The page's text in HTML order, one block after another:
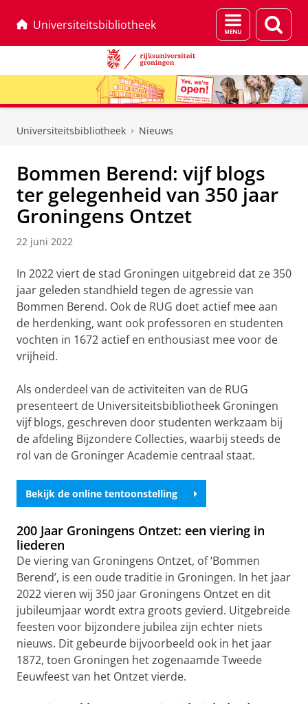
Universiteitsbibliotheek
Menu
en
Universiteitsbibliotheek Nieuws
Bommen Berend: vijf blogs
ter gelegenheid van 350 jaar
Groningens Ontzet
22 juni 2022
In 2022 viert de stad Groningen uitgebreid dat ze 350
jaar geleden standhield tegen de agressie van
Bommen Berend. Ook de RUG doet actief mee aan
de herdenking, want ook professoren en studenten
vochten in 1672 actief en enthousiast mee voor de
vrijheid.
Als onderdeel van de activiteiten van de RUG
presenteert de Universiteitsbibliotheek Groningen
vijf blogs, geschreven door studenten werkzaam bij
de afdeling Bijzondere Collecties, waarbij steeds de
rol van de Groninger Academie centraal staat.
Bekijk de online tentoonstelling
200 Jaar Groningens Ontzet: een viering in
liederen
De viering van Groningens Ontzet, of ‘Bommen
Berend’, is een oude traditie in Groningen. In het jaar
2022 vieren wij 350 jaar Groningens Ontzet en dit
jubileumjaar wordt extra groots gevierd. Uitgebreide
feesten voor bijzondere jubilea zijn echter niets
nieuws. Dit gebeurde bijvoorbeeld ook in het jaar
1872, toen Groningen het zogenaamde Tweede
Eeuwfeest van het Ontzet vierde.